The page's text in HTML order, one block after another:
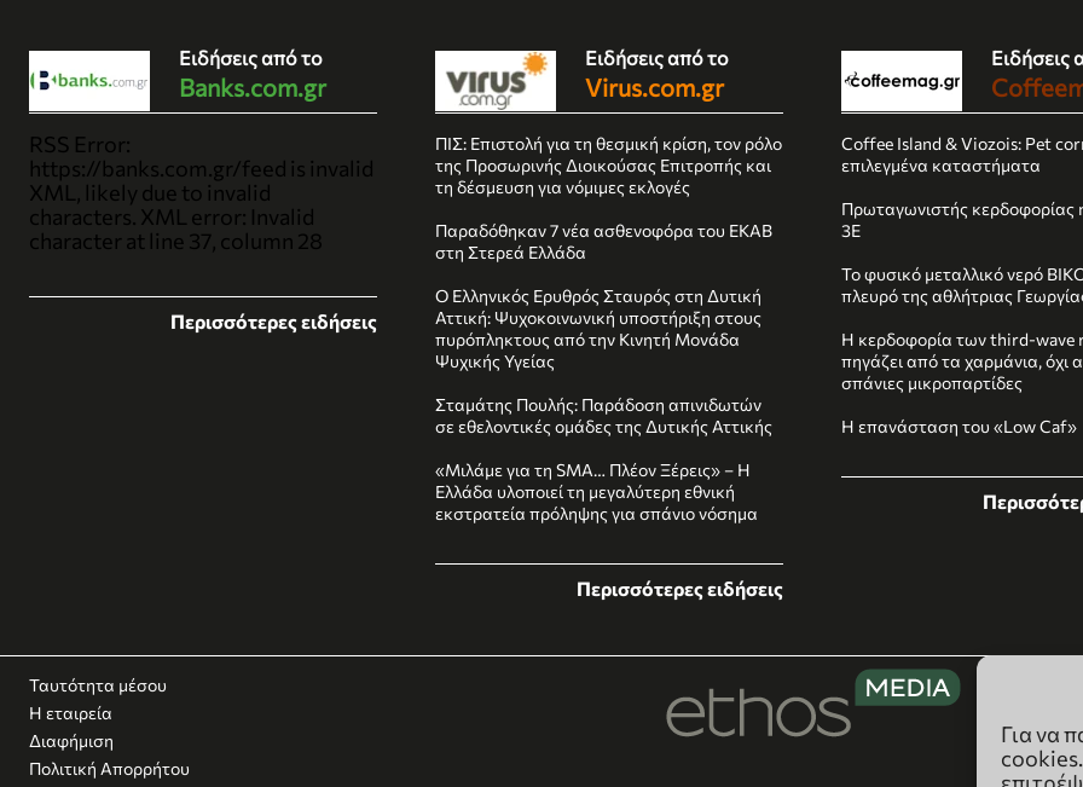
Για να
Ειδήσεις από το
Banks.com.gr
RSS Error:
https://banks.com.gr/feed is invalid
XML, likely due to invalid
characters. XML error: Invalid
character at line 37, column 28
Περισσότερες ειδήσεις
Ειδήσεις από το
Virus.com.gr
ΠΙΣ: Επιστολή για τη θεσμική κρίση, τον ρόλο
της Προσωρινής Διοικούσας Επιτροπής και
τη δέσμευση για νόμιμες εκλογές
Παραδόθηκαν 7 νέα ασθενοφόρα του ΕΚΑΒ
στη Στερεά Ελλάδα
Ο Ελληνικός Ερυθρός Σταυρός στη Δυτική
Αττική: Ψυχοκοινωνική υποστήριξη στους
πυρόπληκτους από την Κινητή Μονάδα
Ψυχικής Υγείας
Σταμάτης Πουλής: Παράδοση απινιδωτών
σε εθελοντικές ομάδες της Δυτικής Αττικής
«Μιλάμε για τη SMA… Πλέον Ξέρεις» – Η
Ελλάδα υλοποιεί τη μεγαλύτερη εθνική
εκστρατεία πρόληψης για σπάνιο νόσημα
Περισσότερες ειδήσεις
Ειδήσεις
Coffee Island & Viozois: Pet
επιλεγμένα καταστήματα
Πρωταγωνιστής κερδοφορίας
3E
Το φυσικό μεταλλικό νερό
πλευρό της αθλήτριας
Η κερδοφορία των third-wave
πηγάζει από τα χαρμάνια, όχι
σπάνιες μικροπαρτίδες
Η επανάσταση του «Low Caf»
Ταυτότητα μέσου
Η εταιρεία
Διαφήμιση
Πολιτική Απορρήτου